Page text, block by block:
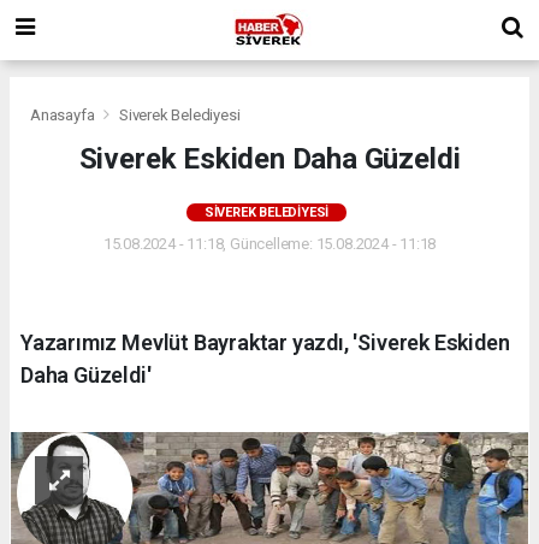
Anasayfa Siverek Belediyesi
Siverek Eskiden Daha Güzeldi
SIVEREK BELEDIYESI
15.08.2024 - 11:18, Güncelleme: 15.08.2024 - 11:18
Yazarımız Mevlüt Bayraktar yazdı, 'Siverek Eskiden
Daha Güzeldi'